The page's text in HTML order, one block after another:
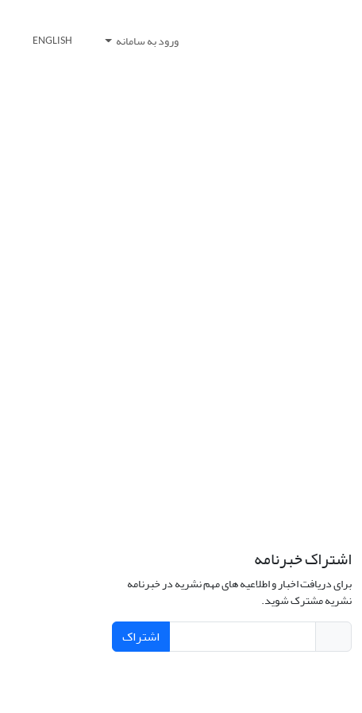
ورود به سامانه ENGLISH
اشتراک خبرنامه
برای دریافت اخبار و اطلاعیه های مهم نشریه در خبرنامه
نشریه مشترک شوید.
اشتراک